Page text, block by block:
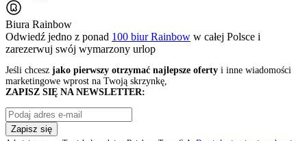
Biura Rainbow
Odwiedź jedno z ponad 100 biur Rainbow w całej Polsce i
zarezerwuj swój wymarzony urlop
Jeśli chcesz jako pierwszy otrzymać najlepsze oferty i inne wiadomości
marketingowe wprost na Twoją skrzynkę,
ZAPISZ SIĘ NA NEWSLETTER:
Zapisz się